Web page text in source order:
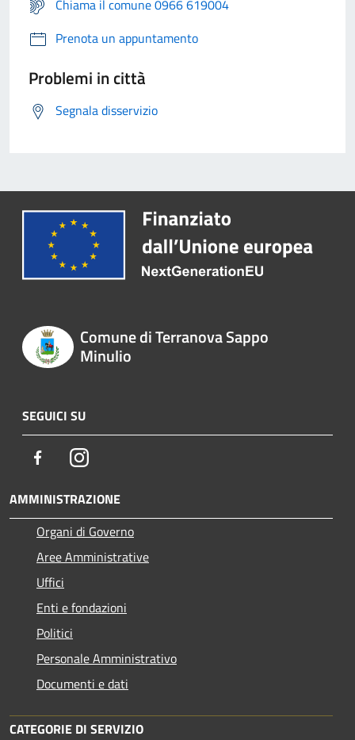
Chiama il comune 0966 619004
Prenota un appuntamento
Problemi in città
Segnala disservizio
Comune di Terranova Sappo
Minulio
SEGUICI SU
FacebookInstagram
AMMINISTRAZIONE
Organi di Governo
Aree Amministrative
Uffici
Enti e fondazioni
Politici
Personale Amministrativo
Documenti e dati
CATEGORIE DI SERVIZIO